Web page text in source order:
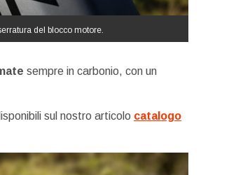
del blocco motore.
sempre in carbonio, con un
sul nostro articolo catalogo